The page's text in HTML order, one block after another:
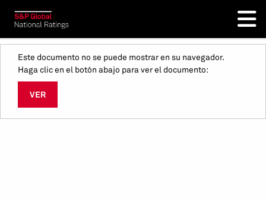
Este documento no se puede mostrar en su navegador.
Haga clic en el botón abajo para ver el documento:
VER